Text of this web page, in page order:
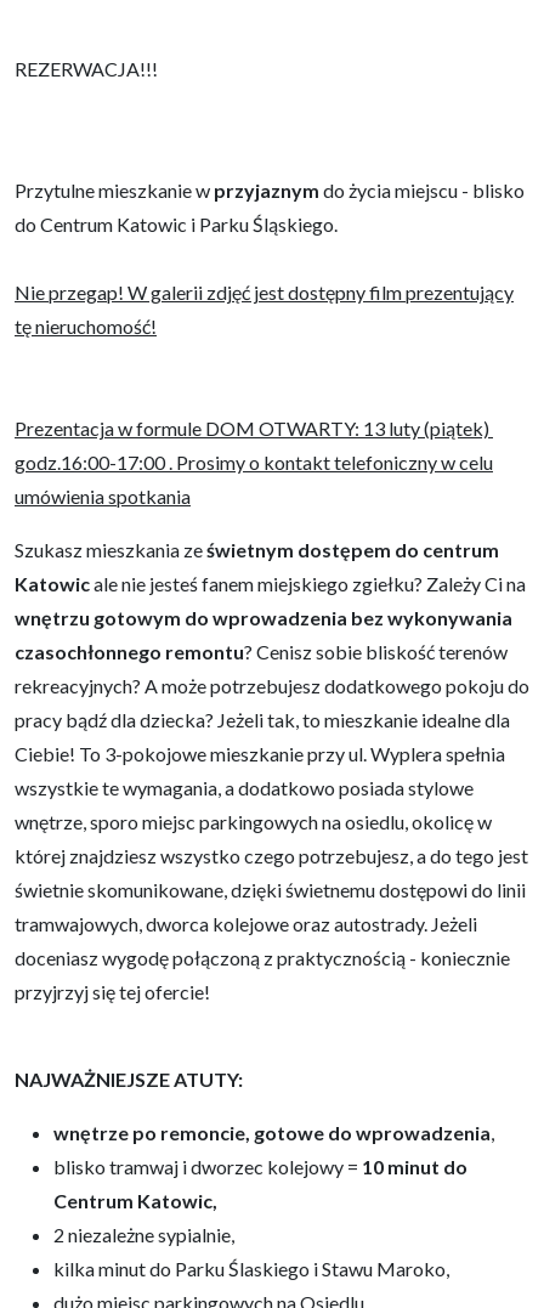
REZERWACJA!!!
Przytulne mieszkanie w przyjaznym do życia miejscu - blisko
do Centrum Katowic i Parku Śląskiego.
Nie przegap! W galerii zdjęć jest dostępny film prezentujący
tę nieruchomość!
Prezentacja w formule DOM OTWARTY: 13 luty (piątek)
godz.16:00-17:00 . Prosimy o kontakt telefoniczny w celu
umówienia spotkania
Szukasz mieszkania ześwietnym dostępem do centrum
Katowicale nie jesteś fanem miejskiego zgiełku? Zależy Ci na
wnętrzu gotowym do wprowadzenia bez wykonywania
czasochłonnego remontu? Cenisz sobie bliskość terenów
rekreacyjnych? A może potrzebujesz dodatkowego pokoju do
pracy bądź dla dziecka? Jeżeli tak, to mieszkanie idealne dla
Ciebie! To 3-pokojowe mieszkanie przy ul. Wyplera spełnia
wszystkie te wymagania, a dodatkowo posiada stylowe
wnętrze, sporo miejsc parkingowych na osiedlu, okolicę w
której znajdziesz wszystko czego potrzebujesz, a do tego jest
świetnie skomunikowane, dzięki świetnemu dostępowi do linii
tramwajowych, dworca kolejowe oraz autostrady. Jeżeli
doceniasz wygodę połączoną z praktycznością - koniecznie
przyjrzyj się tej ofercie!
NAJWAŻNIEJSZE ATUTY:
wnętrze po remoncie, gotowe do wprowadzenia
blisko tramwaj i dworzec kolejowy = 10 minut do
Centrum Katowic,
2 niezależne sypialnie,
kilka minut do Parku Ślaskiego i Stawu Maroko,
dużo miejsc parkingowych na Osiedlu,